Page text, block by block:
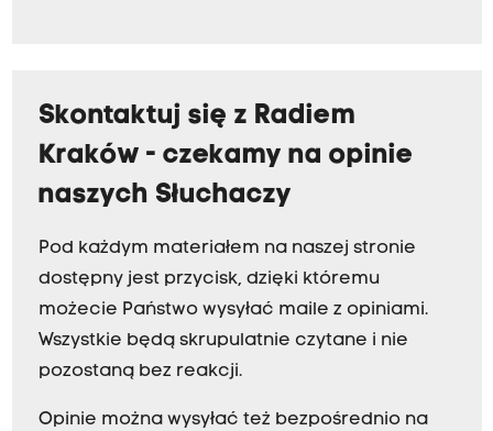
Skontaktuj się z Radiem
Kraków - czekamy na opinie
naszych Słuchaczy
Pod każdym materiałem na naszej stronie
dostępny jest przycisk, dzięki któremu
możecie Państwo wysyłać maile z opiniami.
Wszystkie będą skrupulatnie czytane i nie
pozostaną bez reakcji.
Opinie można wysyłać też bezpośrednio na